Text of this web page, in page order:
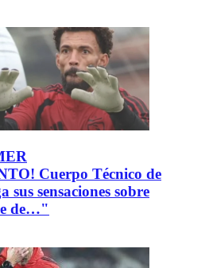
Cuerpo Técnico de
sus sensaciones sobre
de…"